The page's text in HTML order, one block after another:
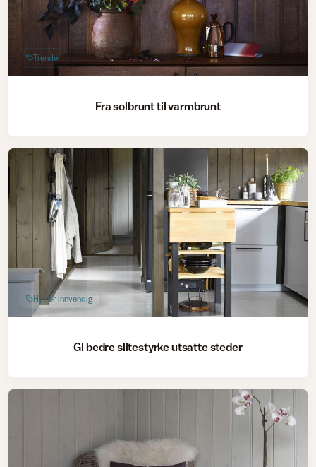
Trender
Fra solbrunt til varmbrunt
Hytter innvendig
Gi bedre slitestyrke utsatte steder